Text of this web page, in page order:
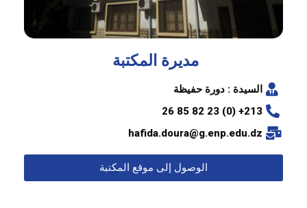
مديرة المكتبة
السيدة : دورة حفيظة
213+ (0) 23 82 85 26
hafida.doura@g.enp.edu.dz
الوصول إلى موقع المكتبة